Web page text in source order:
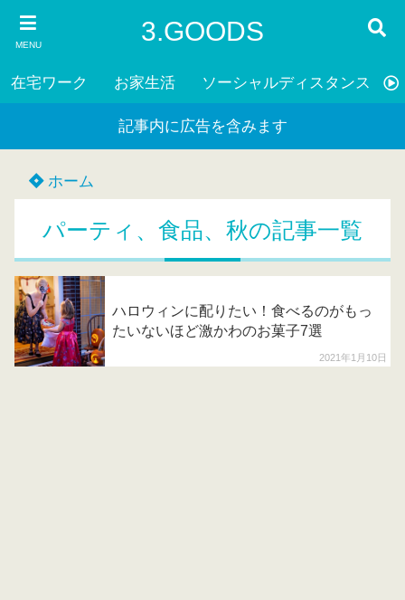
MENU 3.GOODS
在宅ワーク お家生活 ソーシャルディスタンス
記事内に広告を含みます
ホーム
パーティ、食品、秋の記事一覧
2021年1月10日
ハロウィンに配りたい！食べるのがもっ
たいないほど激かわのお菓子7選